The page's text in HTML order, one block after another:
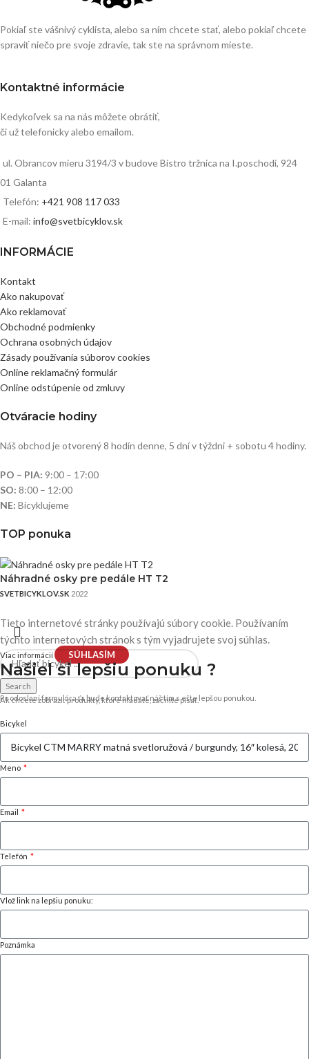
Pokiaľ ste vášnivý cyklista, alebo sa ním chcete stať, alebo pokiaľ chcete
spraviť niečo pre svoje zdravie, tak ste na správnom mieste.
Kontaktné informácie
Kedykoľvek sa na nás môžete obrátiť,
či už telefonicky alebo emailom.
ul. Obrancov mieru 3194/3 v budove Bistro tržnica na I.poschodí, 924
01 Galanta
Telefón: +421 908 117 033
E-mail: info@svetbicyklov.sk
INFORMÁCIE
Kontakt
Ako nakupovať
Ako reklamovať
Obchodné podmienky
Ochrana osobných údajov
Zásady používania súborov cookies
Online reklamačný formulár
Online odstúpenie od zmluvy
Otváracie hodiny
Náš obchod je otvorený 8 hodín denne, 5 dní v týždni + sobotu 4 hodiny.
PO – PIA: 9:00 – 17:00
SO: 8:00 – 12:00
NE: Bicyklujeme
TOP ponuka
Náhradné osky pre pedále HT T2
SVETBICYKLOV.SK 2022
Search
Ak chcete zobraziť produkty, ktoré hľadáte, začnite písať.
Tieto internetové stránky používajú súbory cookie. Používaním
týchto internetových stránok s tým vyjadrujete svoj súhlas.
Viac informácií SÚHLASÍM
Našiel silepšiu ponuku ?
Po odoslaní formulára ťa bude kontaktovať náš tím s ešte lepšou ponukou.
Bicykel
Meno
Email
Telefón
Vlož link na lepšiu ponuku:
Poznámka